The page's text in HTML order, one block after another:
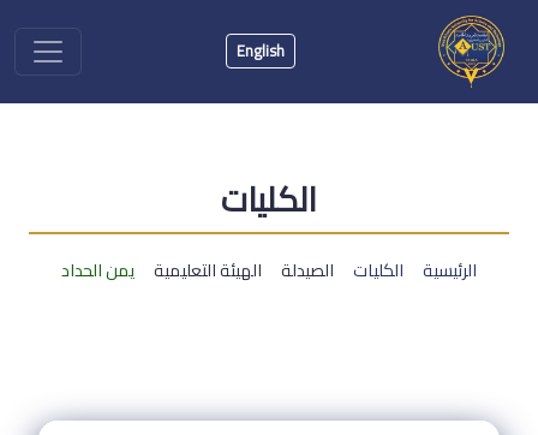
English
الكليات
الرئيسية الكليات الصيدلة الهيئة التعليمية يمن الحداد